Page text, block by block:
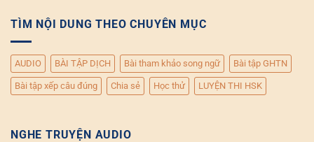
TÌM NỘI DUNG THEO CHUYÊN MỤC
AUDIO BÀI TẬP DỊCH Bài tham khảo song ngữ Bài tập GHTN
Bài tập xếp câu đúng Chia sẻ Học thử LUYỆN THI HSK
NGHE TRUYỆN AUDIO